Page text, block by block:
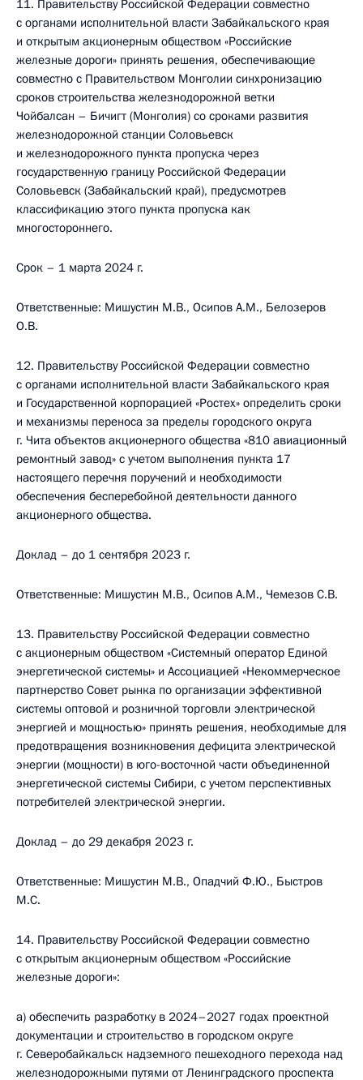
11. Правительству Российской Федерации совместно
с органами исполнительной власти Забайкальского края
и открытым акционерным обществом «Российские
железные дороги» принять решения, обеспечивающие
совместно с Правительством Монголии синхронизацию
сроков строительства железнодорожной ветки
Чойбалсан – Бичигт (Монголия) со сроками развития
железнодорожной станции Соловьевск
и железнодорожного пункта пропуска через
государственную границу Российской Федерации
Соловьевск (Забайкальский край), предусмотрев
классификацию этого пункта пропуска как
многостороннего.
Срок – 1 марта 2024 г.
Ответственные: Мишустин М.В., Осипов А.М., Белозеров
О.В.
12. Правительству Российской Федерации совместно
с органами исполнительной власти Забайкальского края
и Государственной корпорацией «Ростех» определить сроки
и механизмы переноса за пределы городского округа
г. Чита объектов акционерного общества «810 авиационный
ремонтный завод» с учетом выполнения пункта 17
настоящего перечня поручений и необходимости
обеспечения бесперебойной деятельности данного
акционерного общества.
Доклад – до 1 сентября 2023 г.
Ответственные: Мишустин М.В., Осипов А.М., Чемезов С.В.
13. Правительству Российской Федерации совместно
с акционерным обществом «Системный оператор Единой
энергетической системы» и Ассоциацией «Некоммерческое
партнерство Совет рынка по организации эффективной
системы оптовой и розничной торговли электрической
энергией и мощностью» принять решения, необходимые для
предотвращения возникновения дефицита электрической
энергии (мощности) в юго-восточной части объединенной
энергетической системы Сибири, с учетом перспективных
потребителей электрической энергии.
Доклад – до 29 декабря 2023 г.
Ответственные: Мишустин М.В., Опадчий Ф.Ю., Быстров
М.С.
14. Правительству Российской Федерации совместно
с открытым акционерным обществом «Российские
железные дороги»:
а) обеспечить разработку в 2024–2027 годах проектной
документации и строительство в городском округе
г. Северобайкальск надземного пешеходного перехода над
железнодорожными путями от Ленинградского проспекта